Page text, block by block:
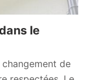
le
de